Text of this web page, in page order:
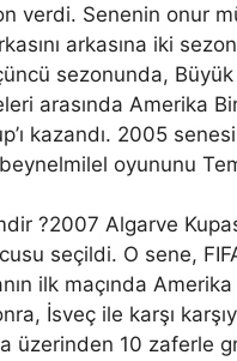
verdi. Senenin onur
arkasına iki
sezonunda,
arasında Amerika
kazandı. 2005
oyununu
2007 Algarve
seçildi. O sene,
ilk maçında
İsveç ile karşı
üzerinden 10 zaferle